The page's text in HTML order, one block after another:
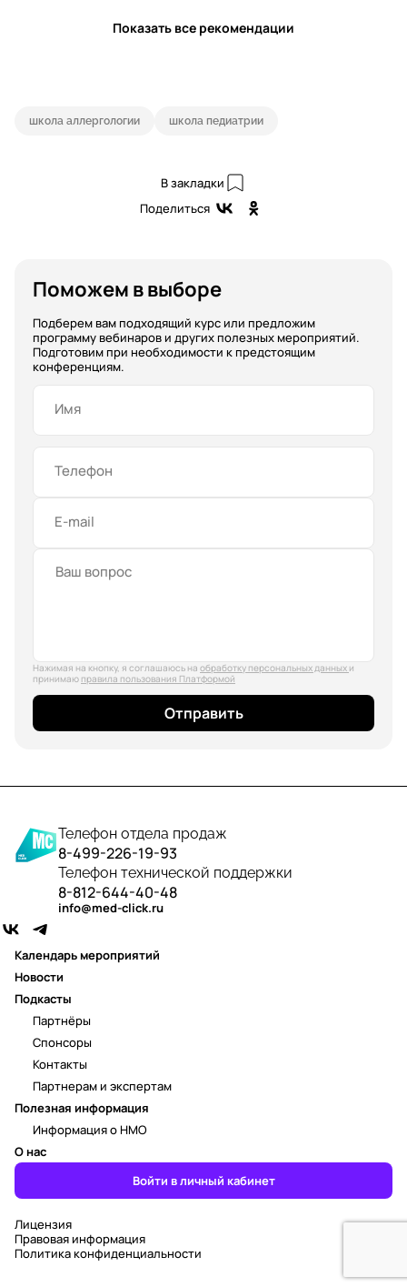
Показать все рекомендации
школа аллергологии школа педиатрии
В закладки
Поделиться
Поможем в выборе
Подберем вам подходящий курс или предложим
программу вебинаров и других полезных мероприятий.
Подготовим при необходимости к предстоящим
конференциям.
Имя
Телефон
E-mail
Нажимая на кнопку, я соглашаюсь на обработку персональных данных и
принимаю правила пользования Платформой
Отправить
Телефон отдела продаж
8-499-226-19-93
Телефон технической поддержки
8-812-644-40-48
info@med-click.ru
Календарь мероприятий
Новости
Подкасты
Полезная информация
Информация о НМО
О нас
Партнёры
Спонсоры
Контакты
Партнерам и экспертам
Войти в личный кабинет
Лицензия
Правовая информация
Политика конфиденциальности